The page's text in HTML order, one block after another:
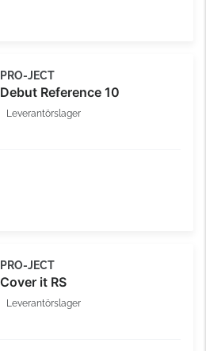
PRO-JECT
Debut Reference 10
Leverantörslager
PRO-JECT
Cover it RS
Leverantörslager